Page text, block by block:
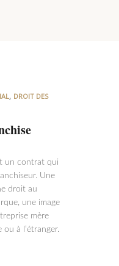
, DROIT DES
un contrat qui
Une
droit au
une image
mère
à l’étranger.